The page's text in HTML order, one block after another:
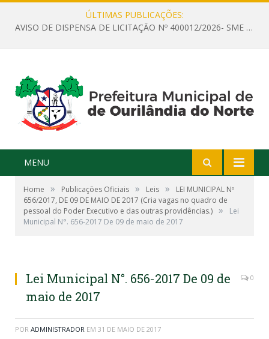
ÚLTIMAS PUBLICAÇÕES:
AVISO DE DISPENSA DE LICITAÇÃO Nº 400012/2026- SME – CONTRATAÇÃO DE EMPRESA ESPECIALIZADA PARA LOCAÇÃO DE ÔNIBUS EXECUTIVO COM CAPACIDADE DE 60 (SESSENTA) POLTRONAS, PARA TRANSPORTAR PROFESSORES RESPONSÁVEIS E ALUNOS PARA BRASÍLIA, COM SAÍDA DIA 10/08/2026 E RETORNO DIA 14/08/2026
MENU
Home » Publicações Oficiais » Leis »
LEI MUNICIPAL Nº
656/2017, DE 09 DE MAIO DE 2017 (Cria vagas no quadro de
pessoal do Poder Executivo e das outras providências.) »
Lei
Municipal N°. 656-2017 De 09 de maio de 2017
Lei Municipal N°. 656-2017 De 09 de
maio de 2017
0
POR ADMINISTRADOR EM 31 DE MAIO DE 2017